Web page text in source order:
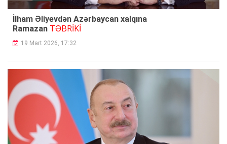
İlham Əliyevdən Azərbaycan xalqına
Ramazan TƏBRİKİ
19 Mart 2026, 17:32